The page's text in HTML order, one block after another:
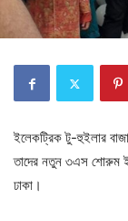
ইলেকট্রিক টু-হুইলার
তাদের নতুন ৩এস শোরুম
ঢাকা।